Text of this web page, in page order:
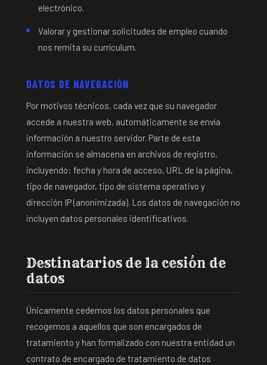
electrónico.
Valorar y gestionar solicitudes de empleo cuando
nos remita su currículum.
DATOS DE NAVEGACIÓN
Por motivos técnicos, cada vez que su navegador
accede a nuestra web, automáticamente se envía
información a nuestro servidor. Parte de esta
información se almacena en archivos de registro,
incluyendo: fecha y hora de acceso, URL de la página,
tipo de navegador, tipo de sistema operativo y
dirección IP (anonimizada). Los datos de navegación no
incluyen datos personales identificativos.
Destinatarios de la cesión de
datos
Únicamente cedemos los datos personales que
recogemos a aquellos que son encargados de
tratamiento y han formalizado con nuestra entidad un
contrato de encargado de tratamiento de datos